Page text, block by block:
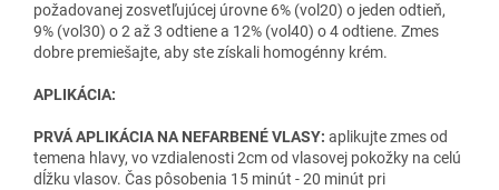
požadovanej zosvetľujúcej úrovne 6% (vol20) o jeden odtieň,
9% (vol30) o 2 až 3 odtiene a 12% (vol40) o 4 odtiene. Zmes
dobre premiešajte, aby ste získali homogénny krém.
APLIKÁCIA:
PRVÁ APLIKÁCIA NA NEFARBENÉ VLASY: aplikujte zmes od
temena hlavy, vo vzdialenosti 2cm od vlasovej pokožky na celú
dĺžku vlasov. Čas pôsobenia 15 minút - 20 minút pri